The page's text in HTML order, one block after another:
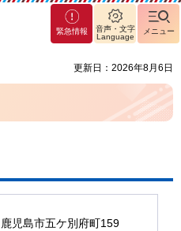
緊急情報
音声・文字
Language
メニュー
更新日：2026年8月6日
鹿児島市五ケ別府町159